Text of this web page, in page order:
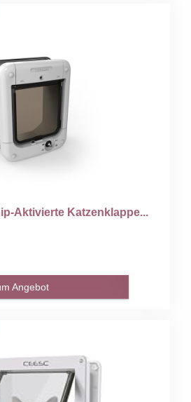
Aktivierte Katzenklappe...
Angebot